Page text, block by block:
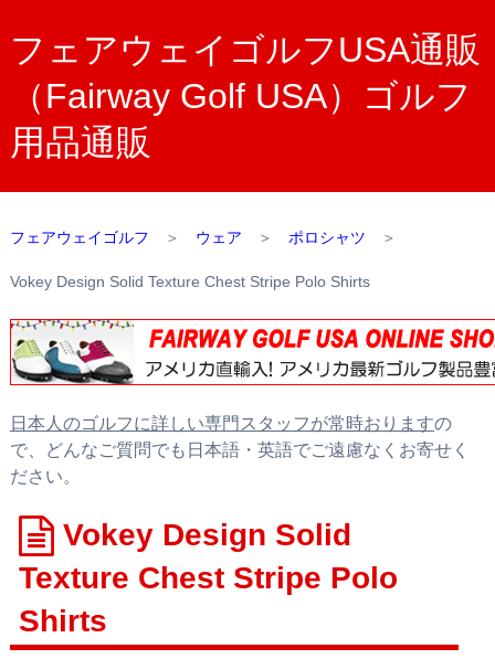
フェアウェイゴルフUSA通販
（Fairway Golf USA）ゴルフ
用品通販
フェアウェイゴルフ ＞ ウェア ＞ ポロシャツ ＞
Vokey Design Solid Texture Chest Stripe Polo Shirts
日本人のゴルフに詳しい専門スタッフが常時おりますの
で、どんなご質問でも日本語・英語でご遠慮なくお寄せく
ださい。
Vokey Design Solid
Texture Chest Stripe Polo
Shirts